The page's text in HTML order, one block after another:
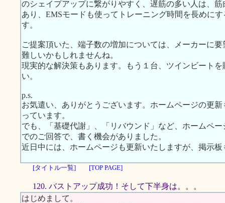
のシェイプアップに繋がりやすく、遅筋の多い人は、
あり、EMSモードも使ってトレーニング時間を長めに
す。
ご提案頂いた、端子数の増加については、メーカーに
難しいかもしれませんね。
現実的な解決策もあります。もう１台、ツインビート
い。
p.s.
お気遣い、ありがとうございます。ホームページの更
っています。
でも、「基礎代謝」、「リバウンド」など、ホームペ
でのご回答で、書く機会がありました。
近日中には、ホームページも更新いたしますが、掲示
[タイトル一覧] [TOP PAGE]
120. バストアップ成功！そして下半身は。。。
はじめまして。